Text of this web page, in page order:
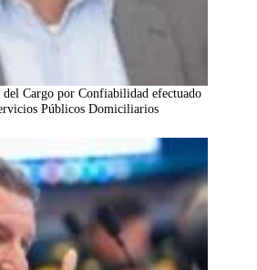
del Cargo por Confiabilidad efectuado
Públicos Domiciliarios